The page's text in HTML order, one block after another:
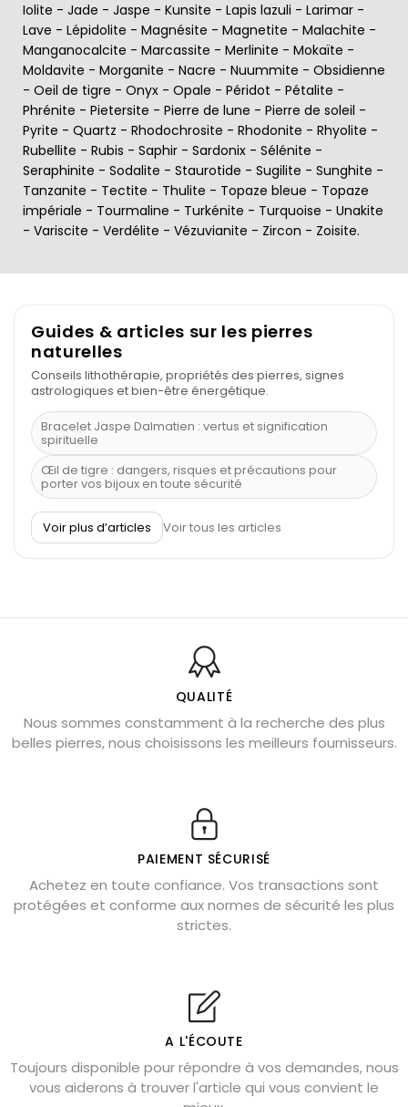
Iolite - Jade - Jaspe - Kunsite - Lapis lazuli - Larimar -
Lave - Lépidolite - Magnésite - Magnetite - Malachite -
Manganocalcite - Marcassite - Merlinite - Mokaïte -
Moldavite - Morganite - Nacre - Nuummite - Obsidienne
- Oeil de tigre - Onyx - Opale - Péridot - Pétalite -
Phrénite - Pietersite - Pierre de lune - Pierre de soleil -
Pyrite - Quartz - Rhodochrosite - Rhodonite - Rhyolite -
Rubellite - Rubis - Saphir - Sardonix - Sélénite -
Seraphinite - Sodalite - Staurotide - Sugilite - Sunghite -
Tanzanite - Tectite - Thulite - Topaze bleue - Topaze
impériale - Tourmaline - Turkénite - Turquoise - Unakite
- Variscite - Verdélite - Vézuvianite - Zircon - Zoisite.
Guides & articles sur les pierres
naturelles
Conseils lithothérapie, propriétés des pierres, signes
astrologiques et bien-être énergétique.
Bracelet Jaspe Dalmatien : vertus et signification
spirituelle
Œil de tigre : dangers, risques et précautions pour
porter vos bijoux en toute sécurité
À quel poignet porter un bracelet de pierre
Découvrez le scorpion et ses pierres
Bienfaits de la sélénite – pierre des anges
L’améthyste est-elle faite pour moi ?
Chrysocolle : pierre apaisante
Obsidienne dorée : vertus et signification
Véritable citrine naturelle non chauffée
Où placer la citrine dans la maison
Cornaline : propriétés magiques
Capricorne : quelles pierres choisir
Shungite : purification et protection
Bagues en labradorite argent 925
Lapis lazuli : propriétés et précautions
Voir plus d’articles Voir tous les articles
QUALITÉ
Nous sommes constamment à la recherche des plus
belles pierres, nous choisissons les meilleurs fournisseurs.
PAIEMENT SÉCURISÉ
Achetez en toute confiance. Vos transactions sont
protégées et conforme aux normes de sécurité les plus
strictes.
A L'ÉCOUTE
Toujours disponible pour répondre à vos demandes, nous
vous aiderons à trouver l'article qui vous convient le